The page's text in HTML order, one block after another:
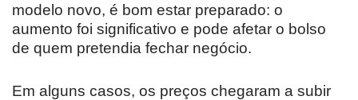
modelo novo, é bom estar preparado: o
aumento foi significativo e pode afetar o bolso
de quem pretendia fechar negócio.
Em alguns casos, os preços chegaram a subir